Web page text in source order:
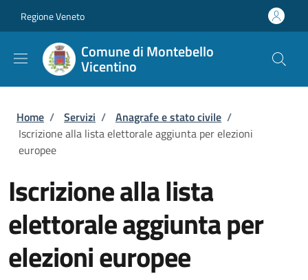
Regione Veneto
Comune di Montebello
Vicentino
Briciole di pane
Home / Servizi / Anagrafe e stato civile /
Iscrizione alla lista elettorale aggiunta per elezioni
europee
Iscrizione alla lista
elettorale aggiunta per
elezioni europee